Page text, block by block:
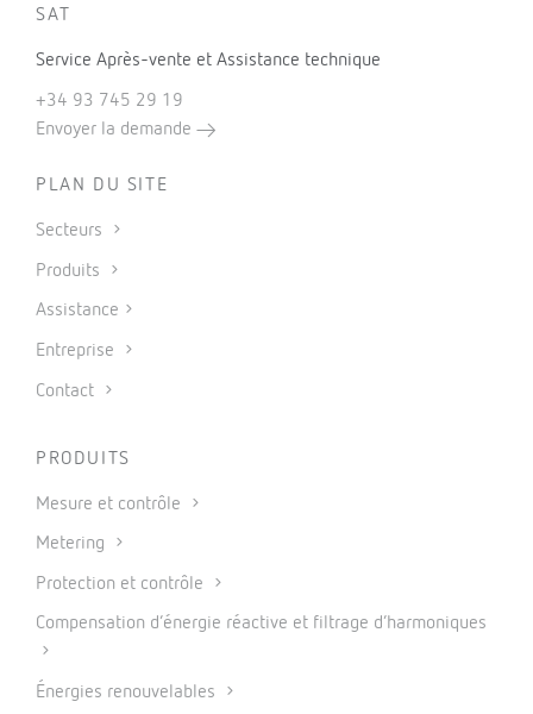
SAT
Service Après-vente et Assistance technique
+34 93 745 29 19
Envoyer la demande
PLAN DU SITE
Secteurs
Produits
Assistance
Entreprise
Contact
PRODUITS
Mesure et contrôle
Metering
Protection et contrôle
Compensation d’énergie réactive et filtrage d’harmoniques
Énergies renouvelables